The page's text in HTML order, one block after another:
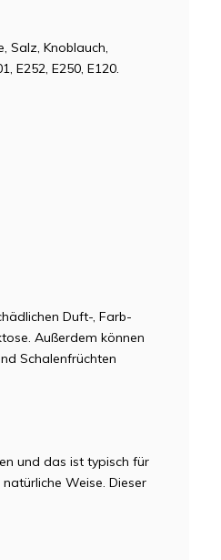
Salz, Knoblauch,
E252, E250, E120.
Duft-, Farb-
Außerdem können
Schalenfrüchten
und das ist typisch für
Weise. Dieser